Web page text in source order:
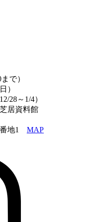
で）
）
～1/4）
居資料館
番地1 MAP